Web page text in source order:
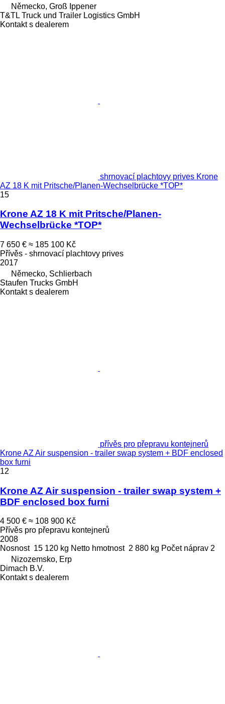
Německo, Groß Ippener
T&TL Truck und Trailer Logistics GmbH
Kontakt s dealerem
shrnovací plachtovy prives Krone
AZ 18 K mit Pritsche/Planen-Wechselbrücke *TOP*
15
Krone AZ 18 K mit Pritsche/Planen-
Wechselbrücke *TOP*
7 650 € ≈ 185 100 Kč
Přívěs - shrnovací plachtovy prives
2017
Německo, Schlierbach
Staufen Trucks GmbH
Kontakt s dealerem
přívěs pro přepravu kontejnerů
Krone AZ Air suspension - trailer swap system + BDF enclosed
box furni
12
Krone AZ Air suspension - trailer swap system +
BDF enclosed box furni
4 500 € ≈ 108 900 Kč
Přívěs pro přepravu kontejnerů
2008
Nosnost 15 120 kg Netto hmotnost 2 880 kg Počet náprav 2
Nizozemsko, Erp
Dimach B.V.
Kontakt s dealerem